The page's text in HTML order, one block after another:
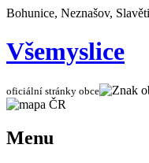
Bohunice, Neznašov,
Všemyslice
oficiální stránky obce
Menu